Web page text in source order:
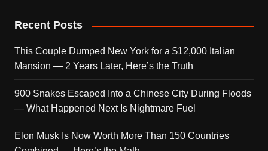
Recent Posts
This Couple Dumped New York for a $12,000 Italian
Mansion — 2 Years Later, Here’s the Truth
900 Snakes Escaped Into a Chinese City During Floods
— What Happened Next Is Nightmare Fuel
Elon Musk Is Now Worth More Than 150 Countries